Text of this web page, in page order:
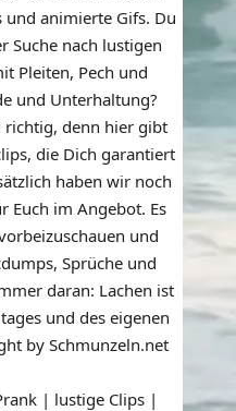
und animierte Gifs. Du
Suche nach lustigen
Pleiten, Pech und
und Unterhaltung?
richtig, denn hier gibt
die Dich garantiert
haben wir noch
Euch im Angebot. Es
und
Sprüche und
daran: Lachen ist
und des eigenen
by Schmunzeln.net
| lustige Clips |